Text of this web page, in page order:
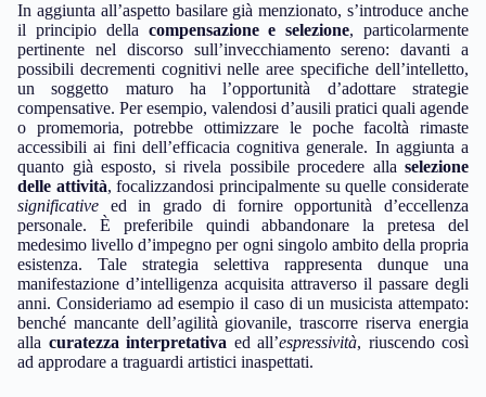
In aggiunta all’aspetto basilare già menzionato, s’introduce anche
il principio della compensazione e selezione, particolarmente
pertinente nel discorso sull’invecchiamento sereno: davanti a
possibili decrementi cognitivi nelle aree specifiche dell’intelletto,
un soggetto maturo ha l’opportunità d’adottare strategie
compensative. Per esempio, valendosi d’ausili pratici quali agende
o promemoria, potrebbe ottimizzare le poche facoltà rimaste
accessibili ai fini dell’efficacia cognitiva generale. In aggiunta a
quanto già esposto, si rivela possibile procedere alla selezione
delle attività, focalizzandosi principalmente su quelle considerate
significative ed in grado di fornire opportunità d’eccellenza
personale. È preferibile quindi abbandonare la pretesa del
medesimo livello d’impegno per ogni singolo ambito della propria
esistenza. Tale strategia selettiva rappresenta dunque una
manifestazione d’intelligenza acquisita attraverso il passare degli
anni. Consideriamo ad esempio il caso di un musicista attempato:
benché mancante dell’agilità giovanile, trascorre riserva energia
alla curatezza interpretativa ed all’espressività, riuscendo così
ad approdare a traguardi artistici inaspettati.